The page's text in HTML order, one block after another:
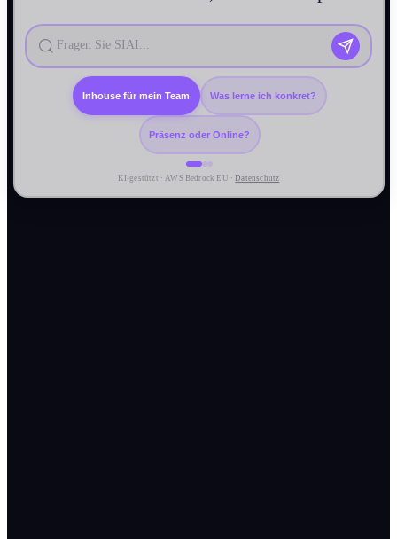
Was lerne ich konkret?
Präsenz oder Online?
Inhouse für mein Team
KI-gestützt · AWS Bedrock EU ·Datenschutz